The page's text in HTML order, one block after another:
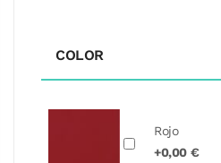
COLOR
Rojo
+0,00 €